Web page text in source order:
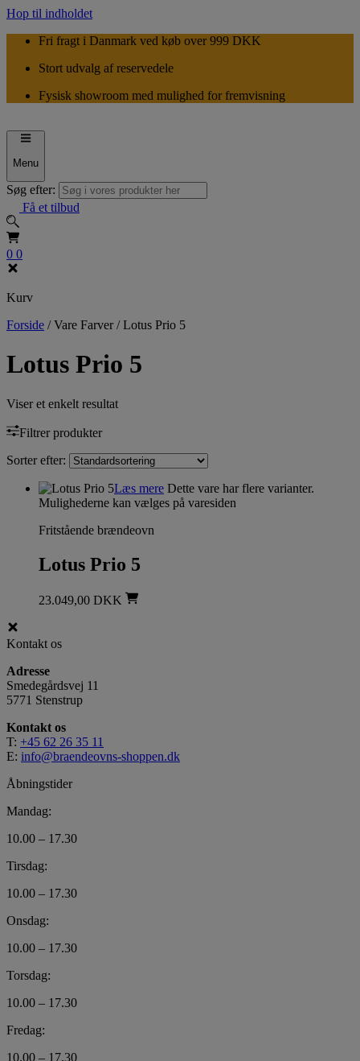
Hop til indholdet
Fri fragt i Danmark ved køb over 999 DKK
Stort udvalg af reservedele
Fysisk showroom med mulighed for fremvisning
Menu
Søg efter:
Få et tilbud
0 0
Kurv
Forside /Vare Farver /Lotus Prio 5
Lotus Prio 5
Viser et enkelt resultat
Filtrer produkter
Sorter efter:
Læs mere Dette vare har flere varianter.
Mulighederne kan vælges på varesiden
Fritstående brændeovn
Lotus Prio 5
23.049,00 DKK
Kontakt os
Adresse
Smedegårdsvej 11
5771 Stenstrup
Kontakt os
T: +45 62 26 35 11
E: info@braendeovns-shoppen.dk
Åbningstider
Mandag:
10.00 – 17.30
Tirsdag:
10.00 – 17.30
Onsdag:
10.00 – 17.30
Torsdag:
10.00 – 17.30
Fredag:
10.00 – 17.30